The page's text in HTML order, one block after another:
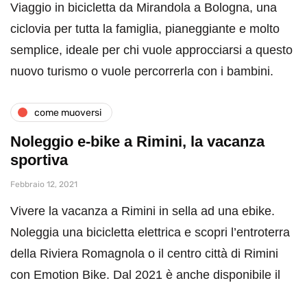
Viaggio in bicicletta da Mirandola a Bologna, una
ciclovia per tutta la famiglia, pianeggiante e molto
semplice, ideale per chi vuole approcciarsi a questo
nuovo turismo o vuole percorrerla con i bambini.
come muoversi
Noleggio e-bike a Rimini, la vacanza
sportiva
Febbraio 12, 2021
Vivere la vacanza a Rimini in sella ad una ebike.
Noleggia una bicicletta elettrica e scopri l’entroterra
della Riviera Romagnola o il centro città di Rimini
con Emotion Bike. Dal 2021 è anche disponibile il